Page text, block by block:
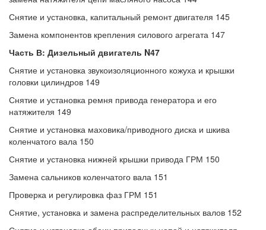
Снятие и установка, капитальный ремонт двигателя 145
Замена компонентов крепления силового агрегата 147
Часть В: Дизельный двигатель N47
Снятие и установка звукоизоляционного кожуха и крышки
головки цилиндров 149
Снятие и установка ремня привода генератора и его
натяжителя 149
Снятие и установка маховика/приводного диска и шкива
коленчатого вала 150
Снятие и установка нижней крышки привода ГРМ 150
Замена сальников коленчатого вала 151
Проверка и регулировка фаз ГРМ 151
Снятие, установка и замена распределительных валов 152